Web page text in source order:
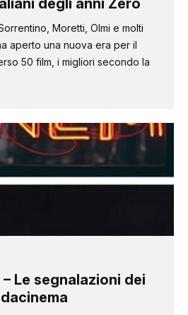
degli anni Zero
Moretti, Olmi e molti
aperto una nuova era per il
50 film, i migliori secondo la
Le segnalazioni dei